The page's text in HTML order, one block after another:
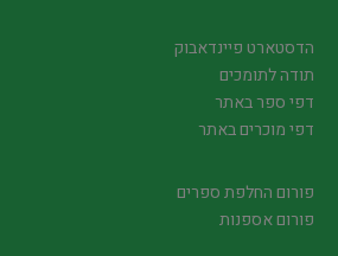
הדסטארט פיינדאבוק
תודה לתומכים
דפי ספר באתר
דפי מוכרים באתר
פורום החלפת ספרים
פורום אספנות